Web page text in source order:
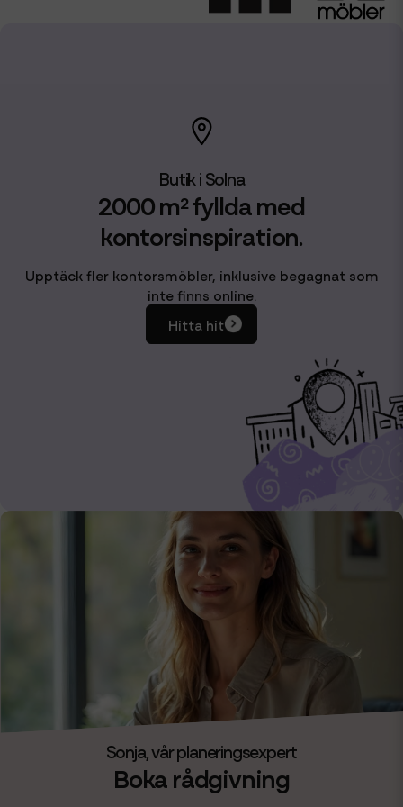
2000 m² fyllda med
kontorsinspiration.
Upptäck fler kontorsmöbler, inklusive begagnat som
inte finns online.
Hitta hit
Boka rådgivning